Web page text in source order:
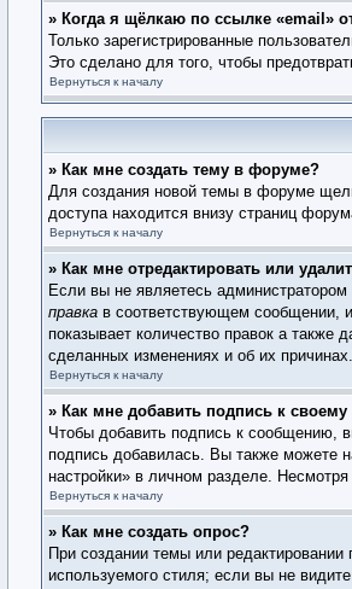
» Когда я щёлкаю по ссылке «email»
Только зарегистрированные
Это сделано для того, чтобы
Вернуться к началу
» Как мне создать тему в форуме?
Для создания новой темы в форуме
доступа находится внизу страниц
Вернуться к началу
» Как мне отредактировать или
Если вы не являетесь
правка в соответствующем сообщении,
показывает количество правок а также
сделанных изменениях и об их
Вернуться к началу
» Как мне добавить подпись к
Чтобы добавить подпись к сообщению,
подпись добавилась. Вы также можете
настройки» в личном разделе.
Вернуться к началу
» Как мне создать опрос?
При создании темы или
используемого стиля; если вы не